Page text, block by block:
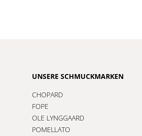
UNSERE SCHMUCKMARKEN
CHOPARD
FOPE
OLE LYNGGAARD
POMELLATO